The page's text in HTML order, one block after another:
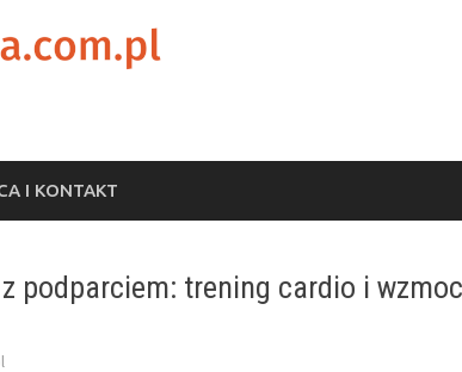
I KONTAKT
podparciem: trening cardio i